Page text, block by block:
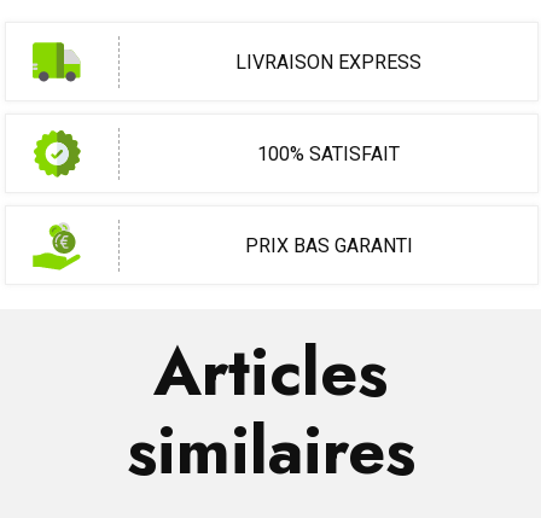
LIVRAISON EXPRESS
100% SATISFAIT
PRIX BAS GARANTI
Articles
similaires